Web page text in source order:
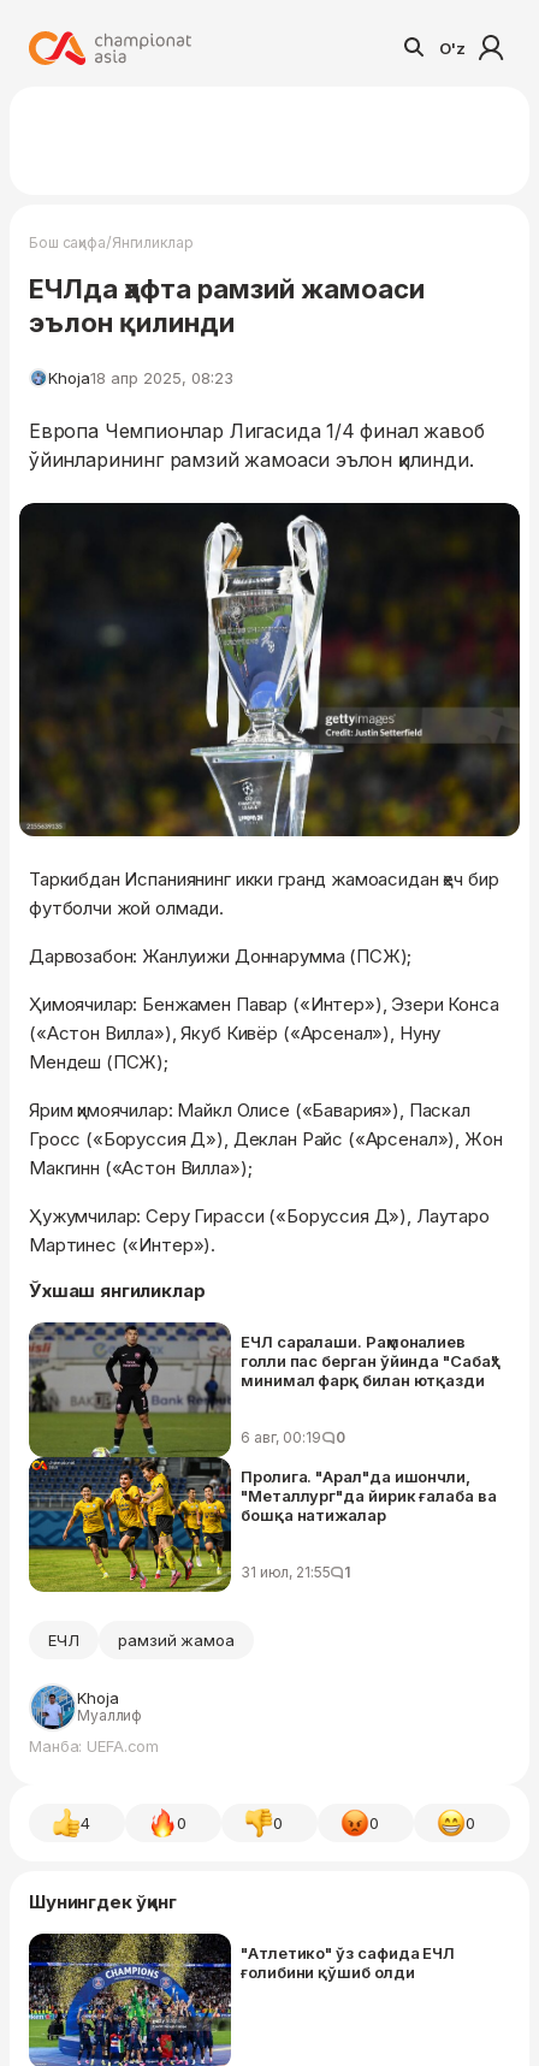
O'z
Бош саҳифа/Янгиликлар
ЕЧЛда ҳафта рамзий жамоаси
эълон қилинди
Khoja18 апр 2025, 08:23
Европа Чемпионлар Лигасида 1/4 финал жавоб
ўйинларининг рамзий жамоаси эълон қилинди.
Таркибдан Испаниянинг икки гранд жамоасидан ҳеч бир
футболчи жой олмади.
Дарвозабон: Жанлуижи Доннарумма (ПСЖ);
Ҳимоячилар: Бенжамен Павар («Интер»), Эзери Конса
(«Астон Вилла»), Якуб Кивёр («Арсенал»), Нуну
Мендеш (ПСЖ);
Ярим ҳимоячилар: Майкл Олисе («Бавария»), Паскал
Гросс («Боруссия Д»), Деклан Райс («Арсенал»), Жон
Макгинн («Астон Вилла»);
Ҳужумчилар: Серу Гирасси («Боруссия Д»), Лаутаро
Мартинес («Интер»).
Ўхшаш янгиликлар
ЕЧЛ саралаши. Раҳмоналиев
голли пас берган ўйинда "Сабаҳ"
минимал фарқ билан ютқазди
6 авг, 00:19 0
Пролига. "Арал"да ишончли,
"Металлург"да йирик ғалаба ва
бошқа натижалар
31 июл, 21:55 1
ЕЧЛ рамзий жамоа
Khoja
Муаллиф
Манба: UEFA.com
4 0 0 0 0
Шунингдек ўқинг
"Атлетико" ўз сафида ЕЧЛ
ғолибини қўшиб олди